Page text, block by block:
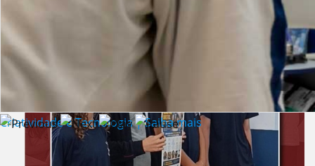
Criatividade e Tecnologia | Saiba mais